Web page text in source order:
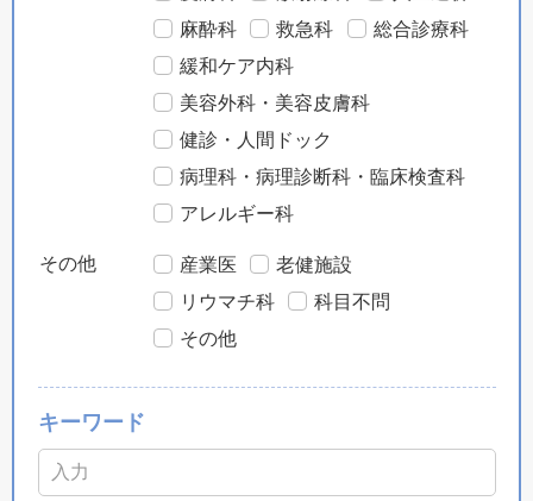
麻酔科
救急科
総合診療科
緩和ケア内科
美容外科・美容皮膚科
健診・人間ドック
病理科・病理診断科・臨床検査科
アレルギー科
その他 産業医
老健施設
リウマチ科
科目不問
その他
キーワード